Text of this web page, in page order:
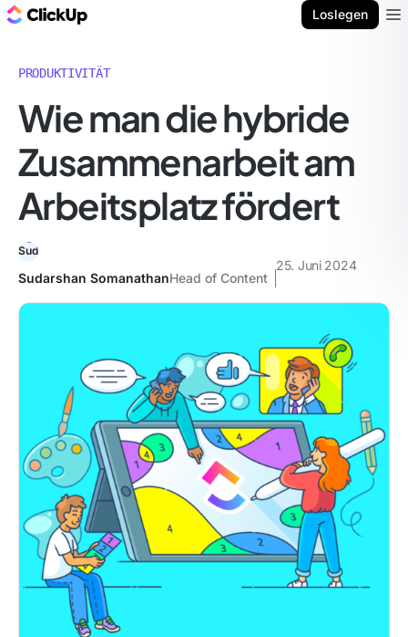
Loslegen
PRODUKTIVITÄT
Wie man die hybride
Zusammenarbeit am
Arbeitsplatz fördert
Sudarshan SomanathanHead of Content
25. Juni 2024